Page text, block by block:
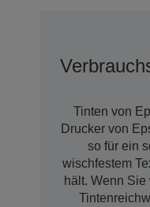
Tinten von
Drucker von
so für ein
wischfestem
hält. Wenn